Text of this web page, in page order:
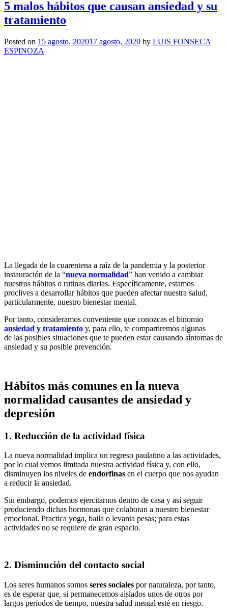
5 malos hábitos que causan ansiedad y su
tratamiento
Posted on 15 agosto, 202017 agosto, 2020 by LUIS FONSECA
ESPINOZA
La llegada de la cuarentena a raíz de la pandemia y la posterior
instauración de la “nueva normalidad” han venido a cambiar
nuestros hábitos o rutinas diarias. Específicamente, estamos
proclives a desarrollar hábitos que pueden afectar nuestra salud,
particularmente, nuestro bienestar mental.
Por tanto, consideramos conveniente que conozcas el binomio
ansiedad y tratamiento y, para ello, te compartiremos algunas
de las posibles situaciones que te pueden estar causando síntomas de
ansiedad y su posible prevención.
Hábitos más comunes en la nueva
normalidad causantes de ansiedad y
depresión
1. Reducción de la actividad física
La nueva normalidad implica un regreso paulatino a las actividades,
por lo cual vemos limitada nuestra actividad física y, con ello,
disminuyen los niveles de endorfinas en el cuerpo que nos ayudan
a reducir la ansiedad.
Sin embargo, podemos ejercitarnos dentro de casa y así seguir
produciendo dichas hormonas que colaboran a nuestro bienestar
emocional. Practica yoga, baila o levanta pesas; para estas
actividades no se requiere de gran espacio.
2. Disminución del contacto social
Los seres humanos somos seres sociales por naturaleza, por tanto,
es de esperar que, si permanecemos aislados unos de otros por
largos períodos de tiempo, nuestra salud mental esté en riesgo.